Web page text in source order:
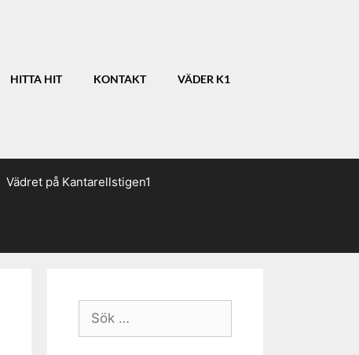
HITTA HIT KONTAKT VÄDER K1
Vädret på Kantarellstigen1